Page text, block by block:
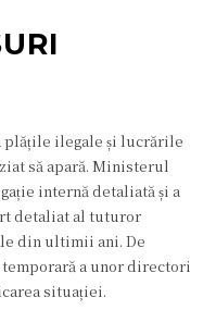
ilegale și lucrările
să apară. Ministerul
internă detaliată și a
detaliat al tuturor
din ultimii ani. De
a unor directori
situației.